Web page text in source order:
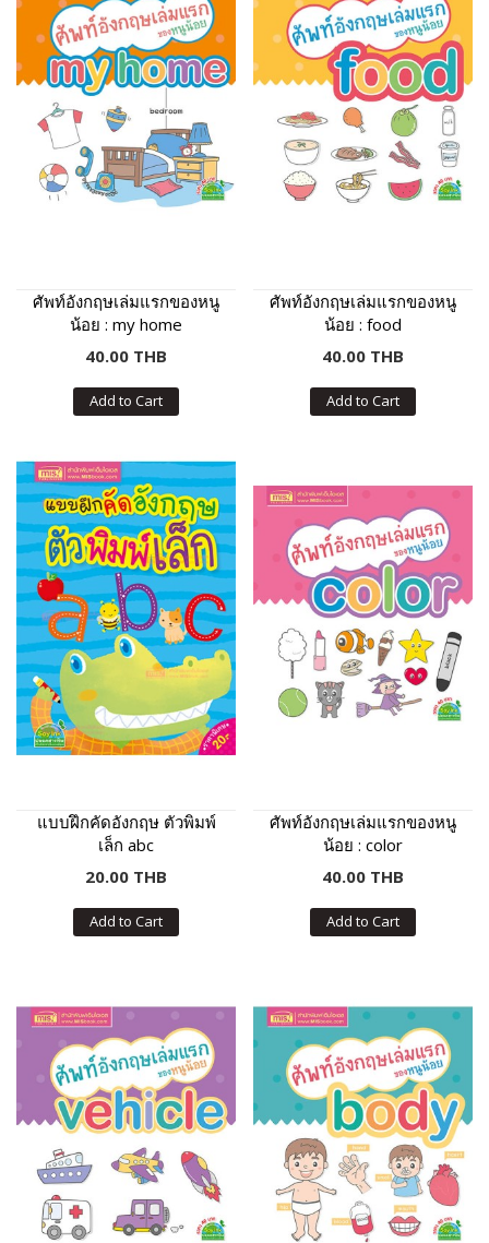
ศัพท์อังกฤษเล่มแรกของหนู
น้อย : my home
40.00 THB
Add to Cart
ศัพท์อังกฤษเล่มแรกของหนู
น้อย : food
40.00 THB
Add to Cart
แบบฝึกคัดอังกฤษ ตัวพิมพ์
เล็ก abc
20.00 THB
Add to Cart
ศัพท์อังกฤษเล่มแรกของหนู
น้อย : color
40.00 THB
Add to Cart